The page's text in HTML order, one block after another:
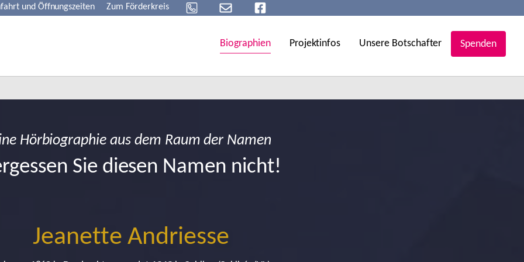
und Öffnungszeiten Zum Förderkreis
Biographien Projektinfos Unsere Botschafter Spenden
Hörbiographie aus dem Raum der Namen
Sie diesen Namen nicht!
Jeanette Andriesse